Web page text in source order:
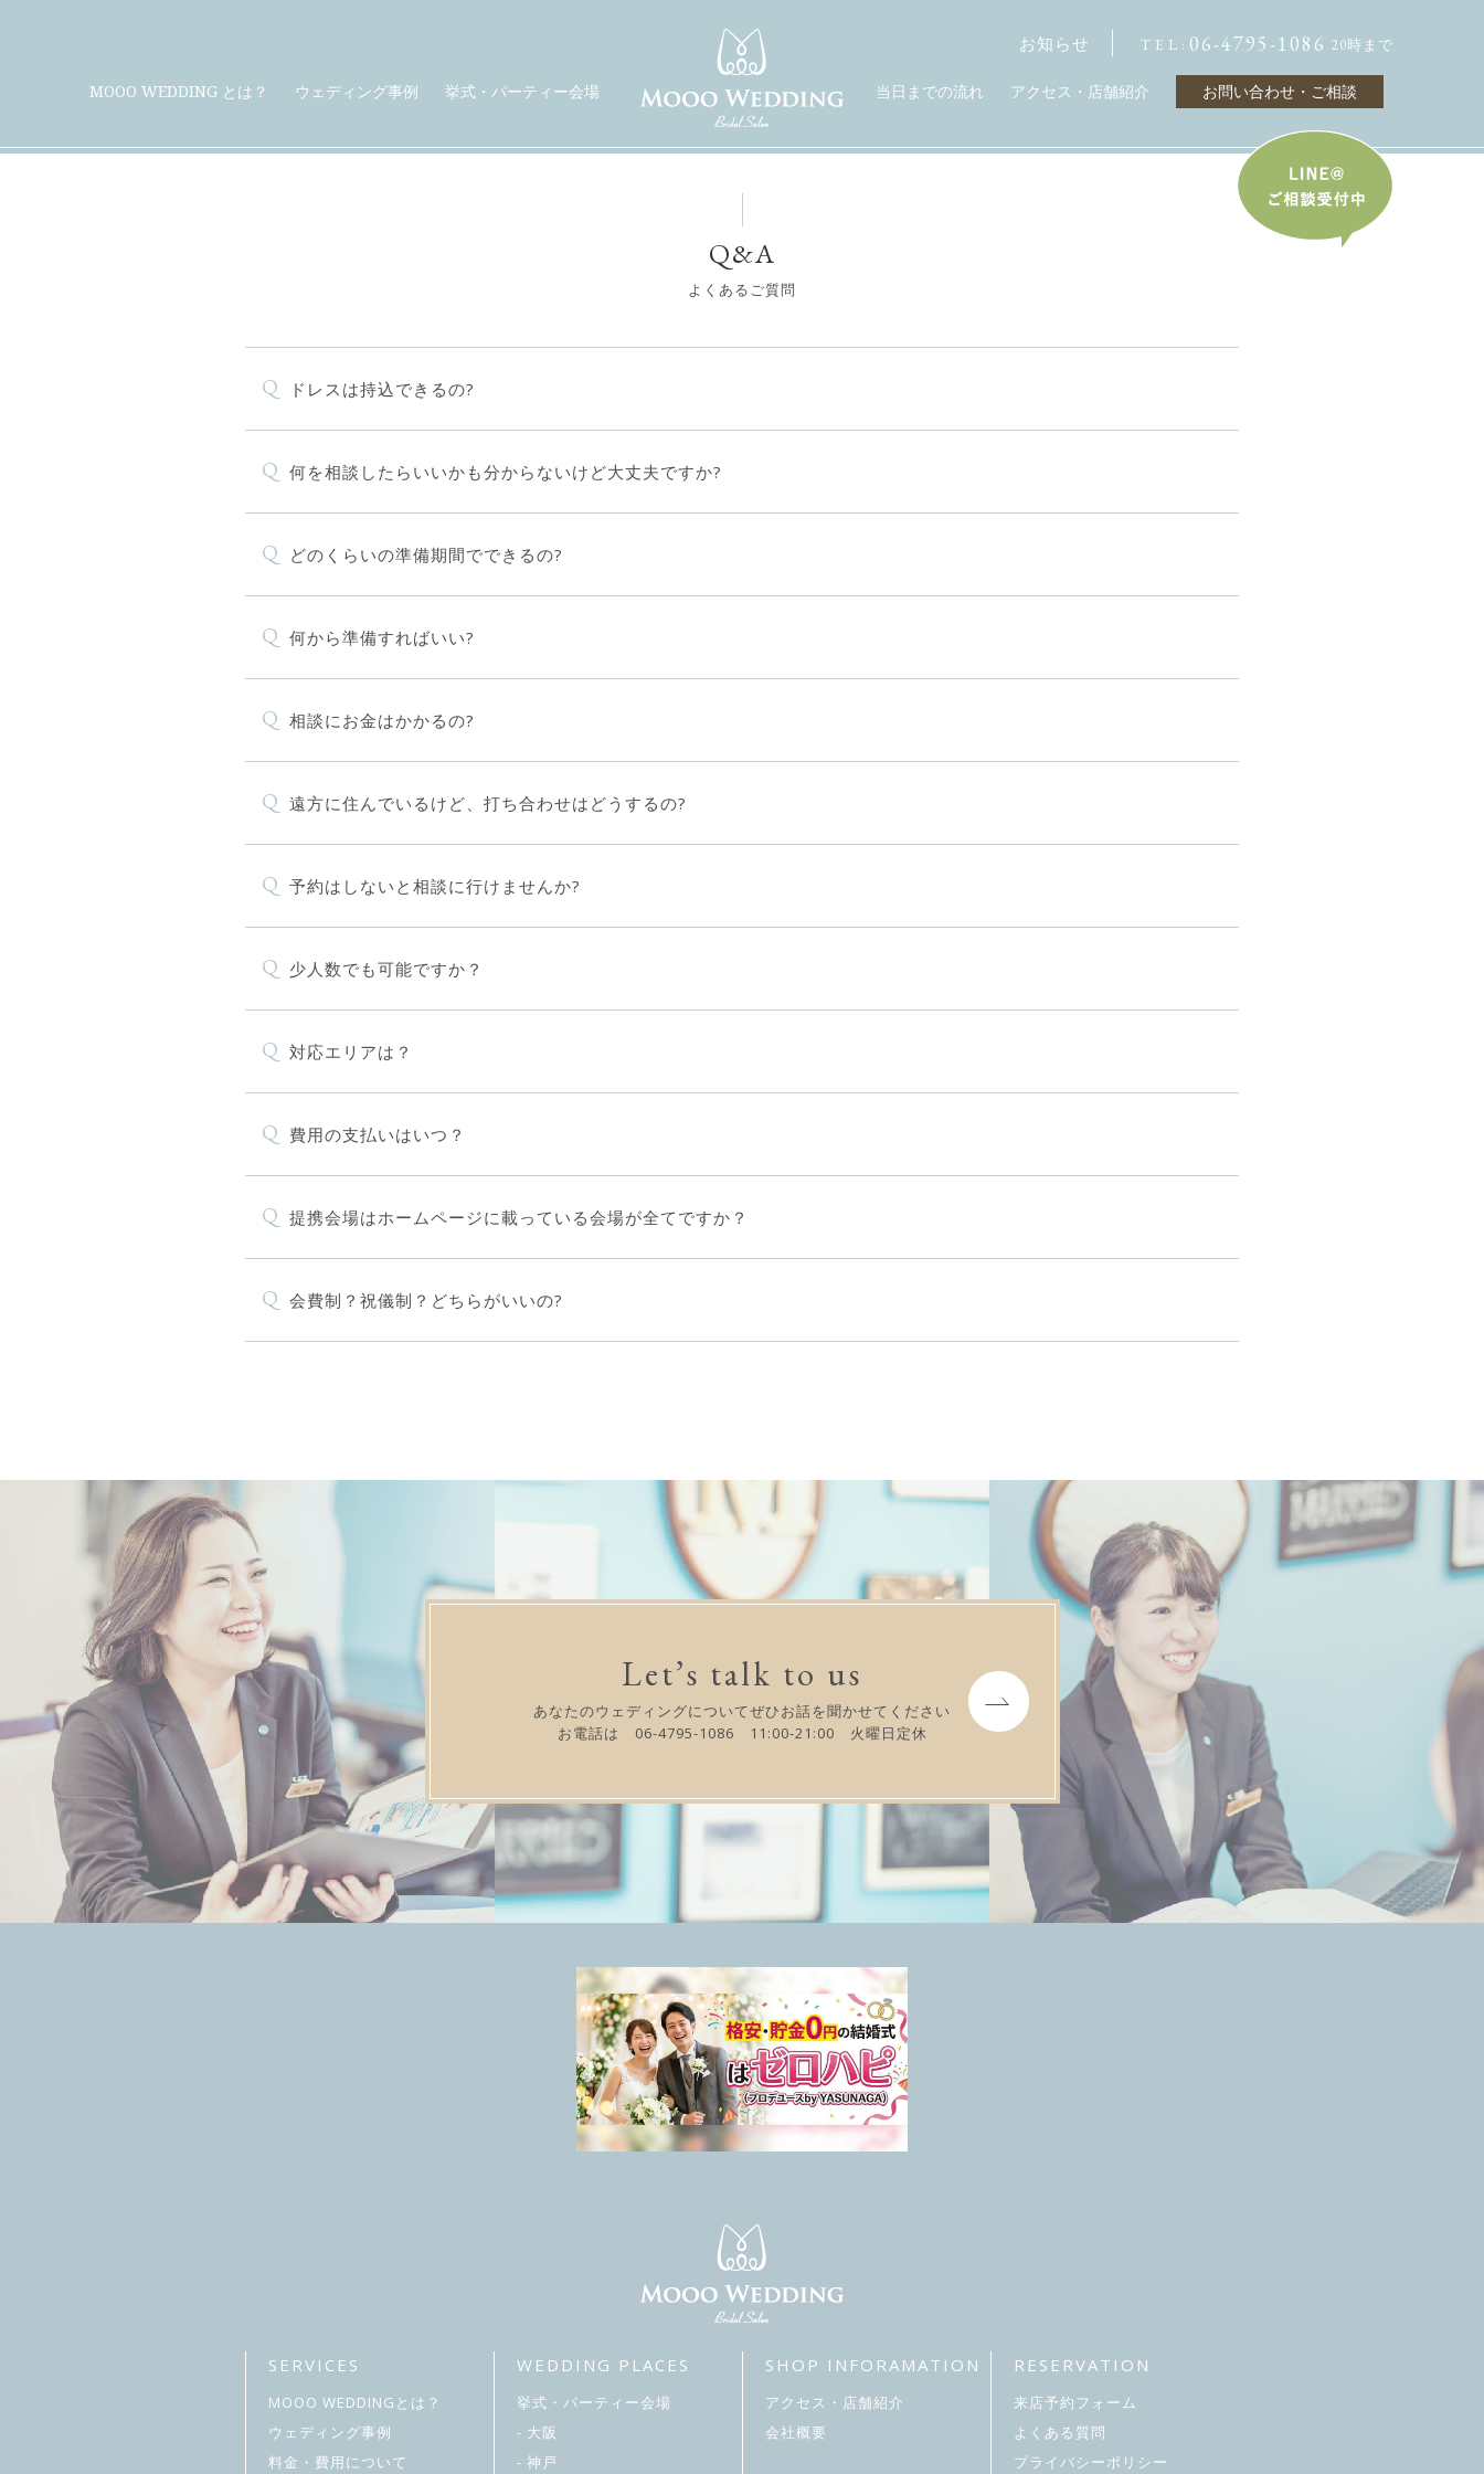
お知らせ TEL: 06-4795-1086 20時まで
MOOO WEDDING とは？ ウェディング事例 挙式・パーティー会場 当日までの流れ アクセス・店舗紹介 お問い合わせ・ご相談
Q&A
よくあるご質問
Q ドレスは持込できるの?
Q 何を相談したらいいかも分からないけど大丈夫ですか?
Q どのくらいの準備期間でできるの?
Q 何から準備すればいい?
Q 相談にお金はかかるの?
Q 遠方に住んでいるけど、打ち合わせはどうするの?
Q 予約はしないと相談に行けませんか?
Q 少人数でも可能ですか？
Q 対応エリアは？
Q 費用の支払いはいつ？
Q 提携会場はホームページに載っている会場が全てですか？
Q 会費制？祝儀制？どちらがいいの?
Let’s talk to us
あなたのウェディングについてぜひお話を聞かせてください
お電話は 06-4795-1086 11:00-21:00 火曜日定休
SERVICES
MOOO WEDDINGとは？
ウェディング事例
料金・費用について
WEDDING PLACES
挙式・パーティー会場
- 大阪
- 神戸
SHOP INFORAMATION
アクセス・店舗紹介
会社概要
RESERVATION
来店予約フォーム
よくある質問
プライバシーポリシー